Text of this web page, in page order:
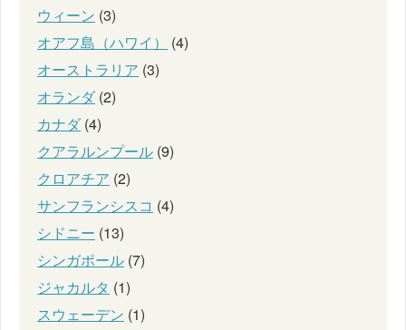
ウィーン (3)
オアフ島（ハワイ）
(4)
オーストラリア (3)
オランダ(2)
カナダ(4)
クアラルンプール (9)
クロアチア (2)
サンフランシスコ (4)
シドニー (13)
シンガポール (7)
ジャカルタ (1)
スウェーデン (1)